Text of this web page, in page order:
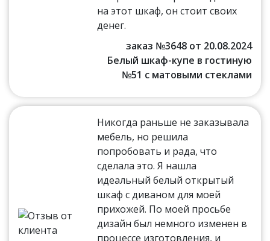
на этот шкаф, он стоит своих
денег.
заказ №3648 от 20.08.2024
Белый шкаф-купе в гостиную
№51 с матовыми стеклами
Никогда раньше не заказывала
мебель, но решила
попробовать и рада, что
сделала это. Я нашла
идеальный белый открытый
шкаф с диваном для моей
прихожей. По моей просьбе
дизайн был немного изменен в
процессе изготовления, и